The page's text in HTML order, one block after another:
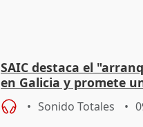
SAIC destaca el
en Galicia y promete
"prosperidad"
Sonido Totales